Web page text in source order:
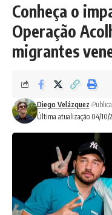
Conheça o
Operação
migrantes
Última atualização 04/10/
Diego Velázquez